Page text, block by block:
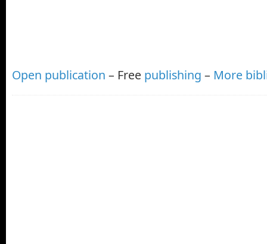
Open publication – Free publishing – More